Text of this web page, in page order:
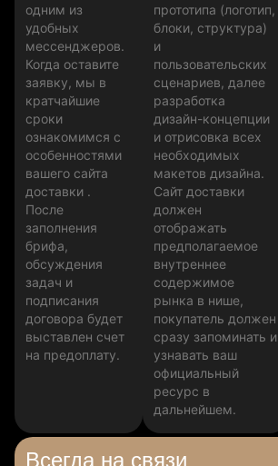
одним из
удобных
мессенджеров.
Когда оставите
заявку, мы в
кратчайшие
сроки
ознакомимся с
особенностями
вашего сайта
доставки .
После
заполнения
брифа,
обсуждения
задач и
подписания
договора будет
выставлен счет
на предоплату.
прототипа (логотип,
блоки, структура)
и
пользовательских
сценариев, далее
разработка
дизайн-концепции
и отрисовка всех
необходимых
макетов дизайна.
Сайт доставки
должен
отображать
предполагаемое
внутреннее
содержимое
рынка в нише,
покупатель должен
сразу запоминать и
узнавать ваш
официальный
ресурс в
дальнейшем.
Всегда на связи